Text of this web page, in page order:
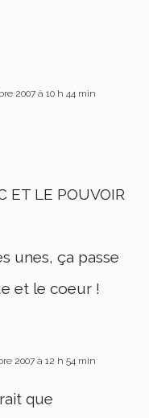
2007 à 10 h 44 min
ET LE POUVOIR
unes, ça passe
et le coeur !
2007 à 12 h 54 min
que